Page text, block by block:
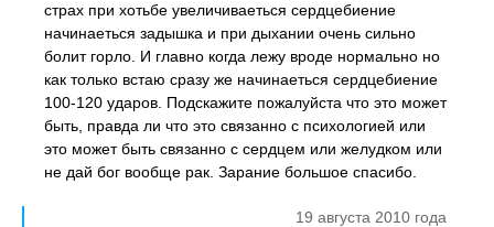
страх при хотьбе увеличиваеться сердцебиение
начинаеться задышка и при дыхании очень сильно
болит горло. И главно когда лежу вроде нормально но
как только встаю сразу же начинаеться сердцебиение
100-120 ударов. Подскажите пожалуйста что это может
быть, правда ли что это связанно с психологией или
это может быть связанно с сердцем или желудком или
не дай бог вообще рак. Зарание большое спасибо.
19 августа 2010 года